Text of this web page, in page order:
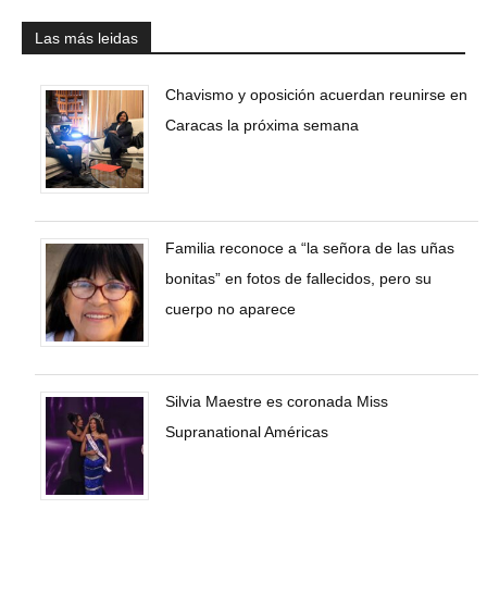
Las más leidas
Chavismo y oposición acuerdan reunirse en
Caracas la próxima semana
Familia reconoce a “la señora de las uñas
bonitas” en fotos de fallecidos, pero su
cuerpo no aparece
Silvia Maestre es coronada Miss
Supranational Américas